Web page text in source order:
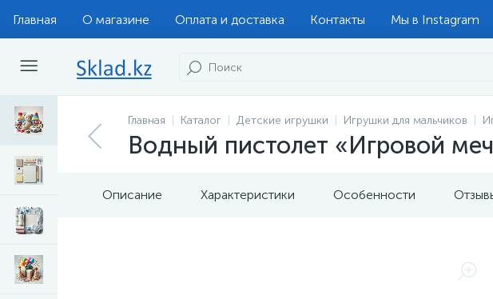
Главная О магазине Оплата и доставка Контакты Мы в Instagram
Главная Каталог Детские игрушки Игрушки для мальчиков
Водный пистолет «Игровой
Описание Характеристики Особенности